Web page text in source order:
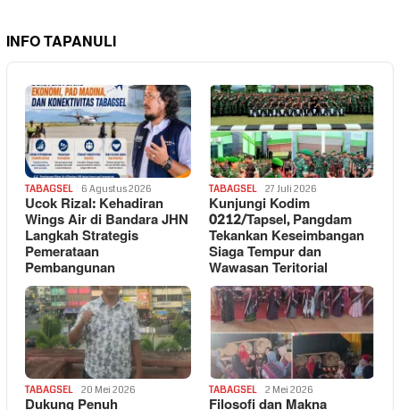
INFO TAPANULI
TABAGSEL 6 Agustus 2026
Ucok Rizal: Kehadiran
Wings Air di Bandara JHN
Langkah Strategis
Pemerataan
Pembangunan
TABAGSEL 27 Juli 2026
Kunjungi Kodim
0212/Tapsel, Pangdam
Tekankan Keseimbangan
Siaga Tempur dan
Wawasan Teritorial
TABAGSEL 20 Mei 2026 TABAGSEL 2 Mei 2026